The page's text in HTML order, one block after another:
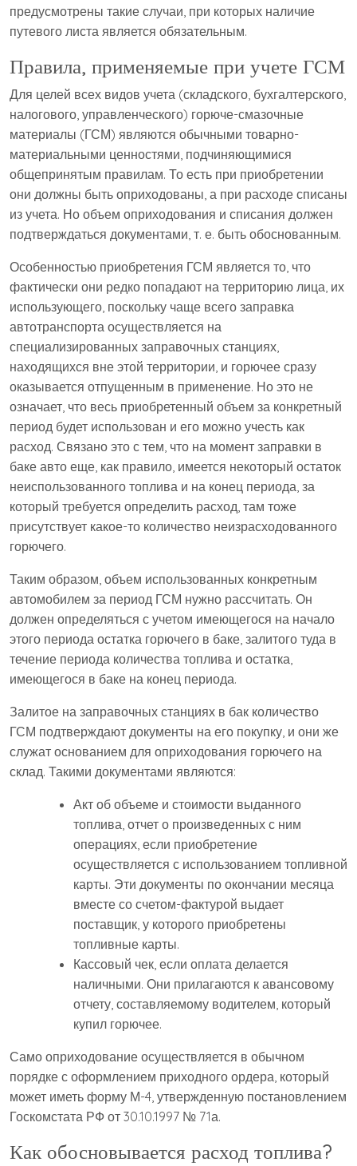
предусмотрены такие случаи, при которых наличие
путевого листа является обязательным.
Правила, применяемые при учете ГСМ
Для целей всех видов учета (складского, бухгалтерского,
налогового, управленческого) горюче-смазочные
материалы (ГСМ) являются обычными товарно-
материальными ценностями, подчиняющимися
общепринятым правилам. То есть при приобретении
они должны быть оприходованы, а при расходе списаны
из учета. Но объем оприходования и списания должен
подтверждаться документами, т. е. быть обоснованным.
Особенностью приобретения ГСМ является то, что
фактически они редко попадают на территорию лица, их
использующего, поскольку чаще всего заправка
автотранспорта осуществляется на
специализированных заправочных станциях,
находящихся вне этой территории, и горючее сразу
оказывается отпущенным в применение. Но это не
означает, что весь приобретенный объем за конкретный
период будет использован и его можно учесть как
расход. Связано это с тем, что на момент заправки в
баке авто еще, как правило, имеется некоторый остаток
неиспользованного топлива и на конец периода, за
который требуется определить расход, там тоже
присутствует какое-то количество неизрасходованного
горючего.
Таким образом, объем использованных конкретным
автомобилем за период ГСМ нужно рассчитать. Он
должен определяться с учетом имеющегося на начало
этого периода остатка горючего в баке, залитого туда в
течение периода количества топлива и остатка,
имеющегося в баке на конец периода.
Залитое на заправочных станциях в бак количество
ГСМ подтверждают документы на его покупку, и они же
служат основанием для оприходования горючего на
склад. Такими документами являются:
Акт об объеме и стоимости выданного
топлива, отчет о произведенных с ним
операциях, если приобретение
осуществляется с использованием топливной
карты. Эти документы по окончании месяца
вместе со счетом-фактурой выдает
поставщик, у которого приобретены
топливные карты.
Кассовый чек, если оплата делается
наличными. Они прилагаются к авансовому
отчету, составляемому водителем, который
купил горючее.
Само оприходование осуществляется в обычном
порядке с оформлением приходного ордера, который
может иметь форму М-4, утвержденную постановлением
Госкомстата РФ от 30.10.1997 № 71а.
Как обосновывается расход топлива?